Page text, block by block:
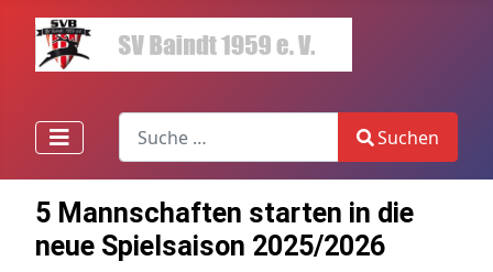
Search
Type 2 or more characters for results.
Suchen
5 Mannschaften starten in die
neue Spielsaison 2025/2026